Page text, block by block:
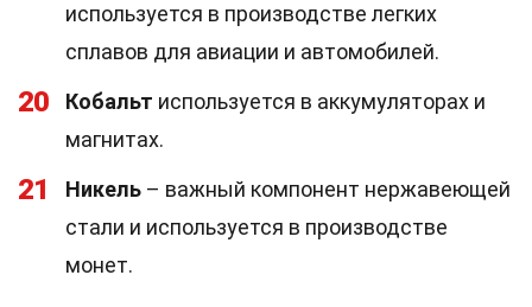
используется в производстве легких
сплавов для авиации и автомобилей.
20 Кобальт используется в аккумуляторах и
магнитах.
21 Никель – важный компонент нержавеющей
стали и используется в производстве
монет.